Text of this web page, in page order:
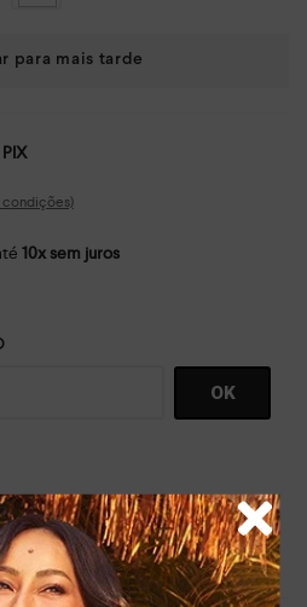
condições)